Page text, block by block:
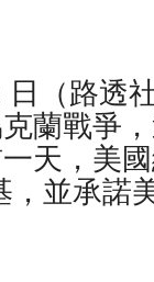
日（路透
蘭戰爭
天，美
，並承諾